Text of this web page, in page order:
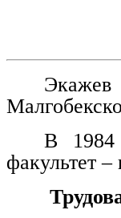
В 1984
факультет